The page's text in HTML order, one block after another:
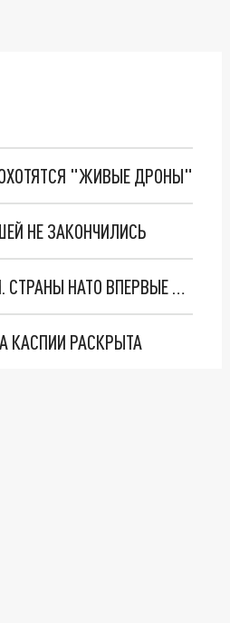
"ЖИВЫЕ ДРОНЫ"
НЕ ЗАКОНЧИЛИСЬ
"ОЧЕНЬ ПЛОХИЕ НОВОСТИ": БОЛЬШАЯ ОШИБКА PALANTIR В РОССИИ. СТРАНЫ НАТО ВПЕРВЫЕ ЗА СВО ОСТАНОВИЛИ ПОСТАВКИ ОРУЖИЯ. ВСУ ТЕРЯЮТ ПРИГРАНИЧЬЕ?
КАСПИИ РАСКРЫТА